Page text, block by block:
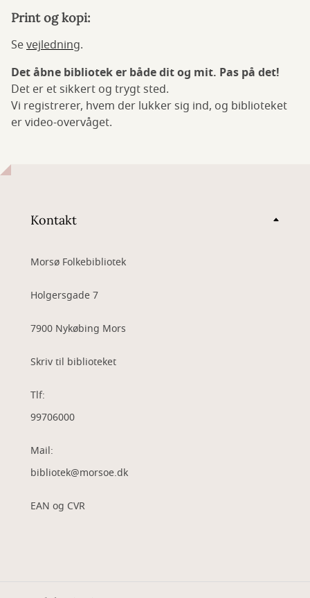
Print og kopi:
Sevejledning.
Det åbne bibliotek er både dit og mit. Pas på det!
Det er et sikkert og trygt sted.
Vi registrerer, hvem der lukker sig ind, og biblioteket
er video-overvåget.
Kontakt
Morsø Folkebibliotek
Holgersgade 7
7900 Nykøbing Mors
Skriv til biblioteket
Tlf:
99706000
Mail:
bibliotek@morsoe.dk
EAN og CVR